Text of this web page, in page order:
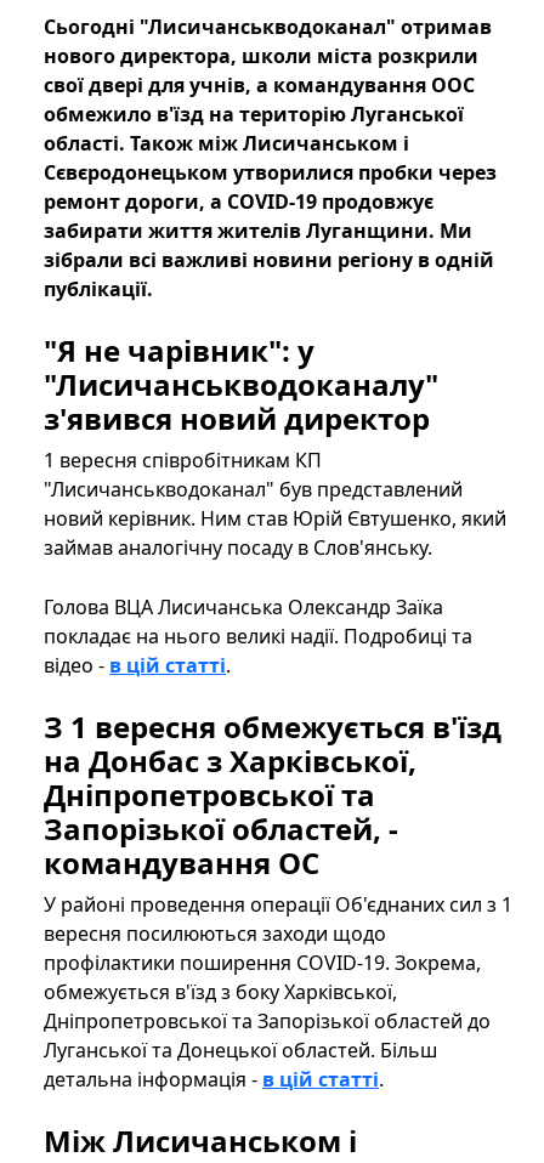
Сьогодні "Лисичанськводоканал" отримав
нового директора, школи міста розкрили
свої двері для учнів, а командування ООС
обмежило в'їзд на територію Луганської
області. Також між Лисичанськом і
Сєвєродонецьком утворилися пробки через
ремонт дороги, а COVID-19 продовжує
забирати життя жителів Луганщини. Ми
зібрали всі важливі новини регіону в одній
публікації.
"Я не чарівник": у
"Лисичанськводоканалу"
з'явився новий директор
1 вересня співробітникам КП
"Лисичанськводоканал" був представлений
новий керівник. Ним став Юрій Євтушенко, який
займав аналогічну посаду в Слов'янську.
Голова ВЦА Лисичанська Олександр Заїка
покладає на нього великі надії. Подробиці та
відео - в цій статті.
З 1 вересня обмежується в'їзд
на Донбас з Харківської,
Дніпропетровської та
Запорізької областей, -
командування ОС
У районі проведення операції Об'єднаних сил з 1
вересня посилюються заходи щодо
профілактики поширення COVID-19. Зокрема,
обмежується в'їзд з боку Харківської,
Дніпропетровської та Запорізької областей до
Луганської та Донецької областей. Більш
детальна інформація - в цій статті.
Між Лисичанськом і